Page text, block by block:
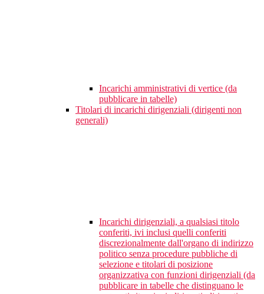
Incarichi amministrativi di vertice (da
pubblicare in tabelle)
Titolari di incarichi dirigenziali (dirigenti non
generali)
Incarichi dirigenziali, a qualsiasi titolo
conferiti, ivi inclusi quelli conferiti
discrezionalmente dall'organo di indirizzo
politico senza procedure pubbliche di
selezione e titolari di posizione
organizzativa con funzioni dirigenziali (da
pubblicare in tabelle che distinguano le